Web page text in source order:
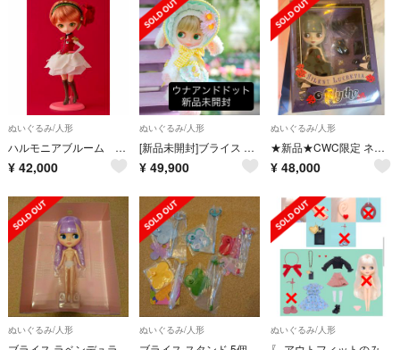
ぬいぐるみ/人形
ハルモニアブルーム harmonia bloom バラ ROSE
¥ 42,000
ぬいぐるみ/人形
[新品未開封]ブライス ウナアンドドット ネオブライス
¥ 49,900
ぬいぐるみ/人形
★新品★CWC限定 ネオブライス『サイレントルクレシア』
¥ 48,000
ぬいぐるみ/人形 ぬいぐるみ/人形 ぬいぐるみ/人形